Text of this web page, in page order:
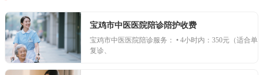
宝鸡市中医医院陪诊陪护收费
宝鸡市中医医院陪诊服务： • 4小时内：350元（适合单
复诊、